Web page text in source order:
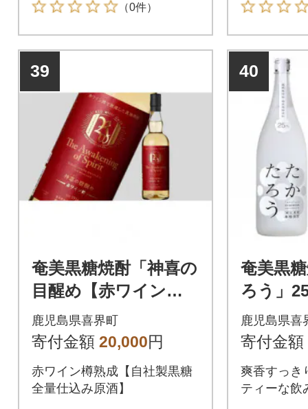
（0件）
39
奄美黒糖焼酎「神喜の
目醒め【赤ワイン
樽】」42%750ml×1本
鹿児島県喜界町
寄付金額 20,000円
赤ワイン樽熟成【自社製黒糖
全量仕込み原酒】
40
奄美黒
ろう」
本セット
鹿児島県喜
寄付金額
爽香すっき
ティーな飲